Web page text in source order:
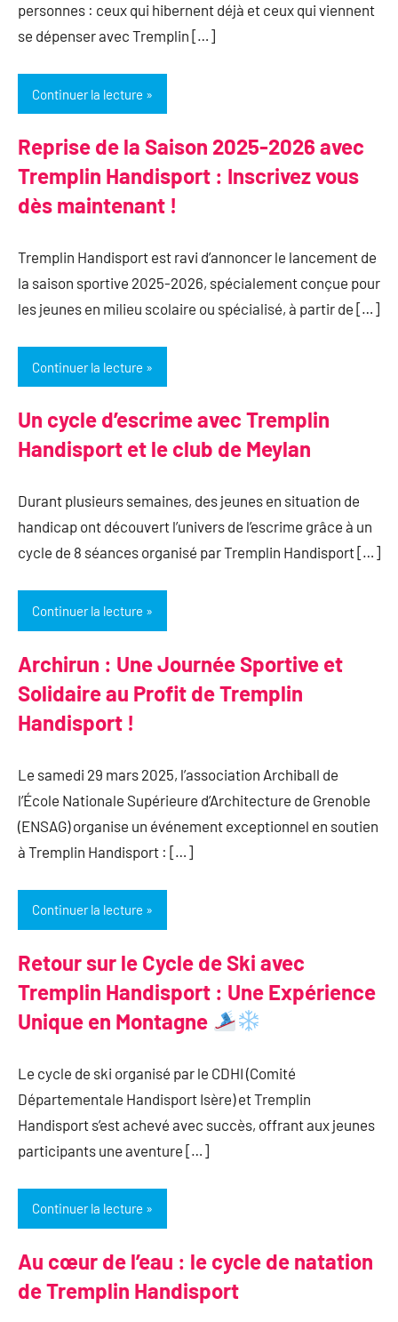
personnes : ceux qui hibernent déjà et ceux qui viennent
se dépenser avec Tremplin […]
Continuer la lecture
Reprise de la Saison 2025-2026 avec
Tremplin Handisport : Inscrivez vous
dès maintenant !
Tremplin Handisport est ravi d’annoncer le lancement de
la saison sportive 2025-2026, spécialement conçue pour
les jeunes en milieu scolaire ou spécialisé, à partir de […]
Continuer la lecture
Un cycle d’escrime avec Tremplin
Handisport et le club de Meylan
Durant plusieurs semaines, des jeunes en situation de
handicap ont découvert l’univers de l’escrime grâce à un
cycle de 8 séances organisé par Tremplin Handisport […]
Continuer la lecture
Archirun : Une Journée Sportive et
Solidaire au Profit de Tremplin
Handisport !
Le samedi 29 mars 2025, l’association Archiball de
l’École Nationale Supérieure d’Architecture de Grenoble
(ENSAG) organise un événement exceptionnel en soutien
à Tremplin Handisport : […]
Continuer la lecture
Retour sur le Cycle de Ski avec
Tremplin Handisport : Une Expérience
Unique en Montagne
Le cycle de ski organisé par le CDHI (Comité
Départementale Handisport Isère) et Tremplin
Handisport s’est achevé avec succès, offrant aux jeunes
participants une aventure […]
Continuer la lecture
Au cœur de l’eau : le cycle de natation
de Tremplin Handisport